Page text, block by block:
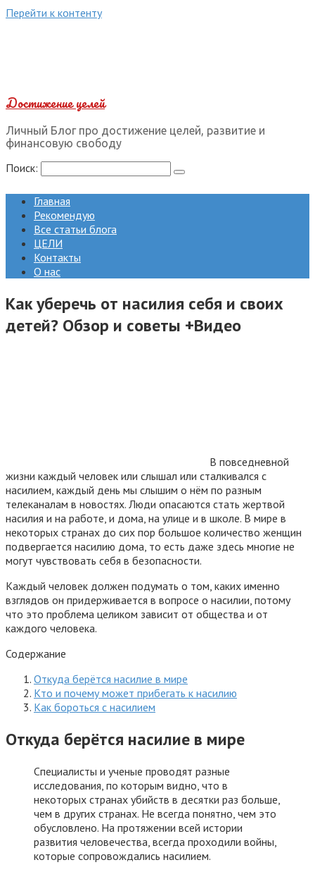
Перейти к контенту
Достижение целей
Личный Блог про достижение целей, развитие и
финансовую свободу
Поиск:
Главная
Рекомендую
Все статьи блога
ЦЕЛИ
Контакты
О нас
Как уберечь от насилия себя и своих
детей? Обзор и советы +Видео
В повседневной
жизни каждый человек или слышал или сталкивался с
насилием, каждый день мы слышим о нём по разным
телеканалам в новостях. Люди опасаются стать жертвой
насилия и на работе, и дома, на улице и в школе. В мире в
некоторых странах до сих пор большое количество женщин
подвергается насилию дома, то есть даже здесь многие не
могут чувствовать себя в безопасности.
Каждый человек должен подумать о том, каких именно
взглядов он придерживается в вопросе о насилии, потому
что это проблема целиком зависит от общества и от
каждого человека.
Содержание
Откуда берётся насилие в мире
Кто и почему может прибегать к насилию
Как бороться с насилием
Откуда берётся насилие в мире
Специалисты и ученые проводят разные
исследования, по которым видно, что в
некоторых странах убийств в десятки раз больше,
чем в других странах. Не всегда понятно, чем это
обусловлено. На протяжении всей истории
развития человечества, всегда проходили войны,
которые сопровождались насилием.